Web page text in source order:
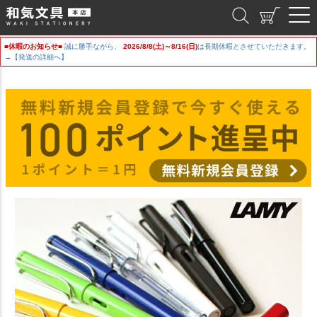
■休暇のお知らせ■ 誠に勝手ながら、 2026/8/8(土)～8/16(日)は長期休暇とさせていただきます。
→【発送の詳細へ】